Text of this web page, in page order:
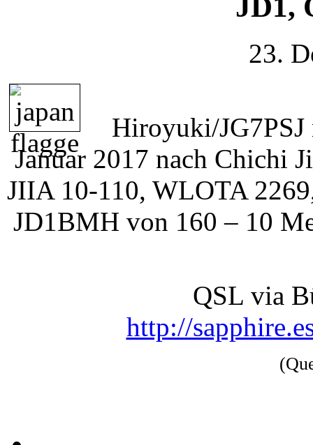
23.
Hiroyuki/JG7PSJ
Januar 2017 nach Chichi
JIIA 10-110, WLOTA
JD1BMH von 160 – 10
QSL via
http://